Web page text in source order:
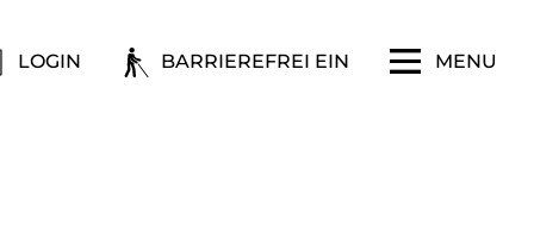
LOGIN BARRIEREFREI EIN MENU